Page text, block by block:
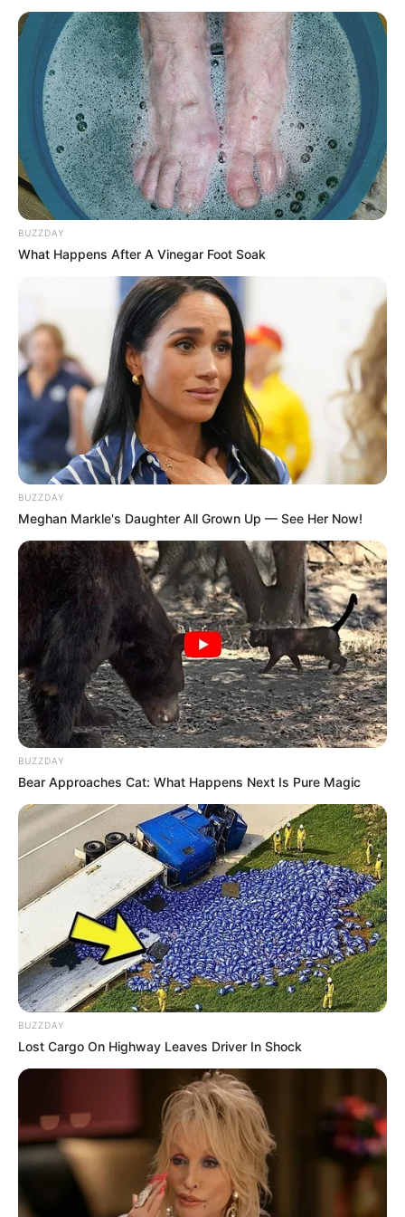
a fazer umbolo fakepara a sua festa neste
artigo.
Veja também:
15 Temas de Festa Infantil para Fugir do Óbvio
4 Dicas Incríveis para Montar uma Mesa de Doces
para Festa Infantil
Índice
Como fazer um bolo fake?
2. Tecido
3. Biscuit
64 Modelos de bolo fake para se inspirar
1. Bolo de Casamento
2. Festa infantil
3. Festa de 15 anos
7 Vantagens de se fazer um bolo fake
Obolo fake
influenciam desde o transporte até a
durabilidade do bolo. Veja só!
Pode ser feito com bastante antecedência;
Pode ser feito do tamanho, do modelo e do
formato que você quiser;
É mais leve do que os tradicionais, o que
facilita o transporte;
Suporta altas temperaturas;
Dura mais que um bolo comum;
Pode ser alugado;
Como fazer um bolo fake?
BUZZDAY
What Happens After A Vinegar Foot Soak
BUZZDAY
Meghan Markle's Daughter All Grown Up — See Her Now!
BUZZDAY
Bear Approaches Cat: What Happens Next Is Pure Magic
BUZZDAY
Lost Cargo On Highway Leaves Driver In Shock